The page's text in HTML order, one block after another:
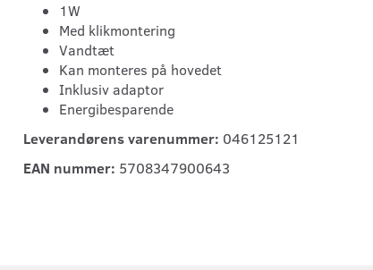
1W
Med klikmontering
Vandtæt
Kan monteres på hovedet
Inklusiv adaptor
Energibesparende
Leverandørens varenummer: 046125121
EAN nummer: 5708347900643